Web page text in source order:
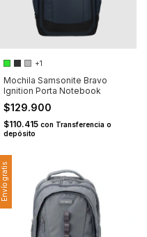
+1
Mochila Samsonite Bravo
Ignition Porta Notebook
$129.900
$110.415 con Transferencia o
depósito
Envío gratis